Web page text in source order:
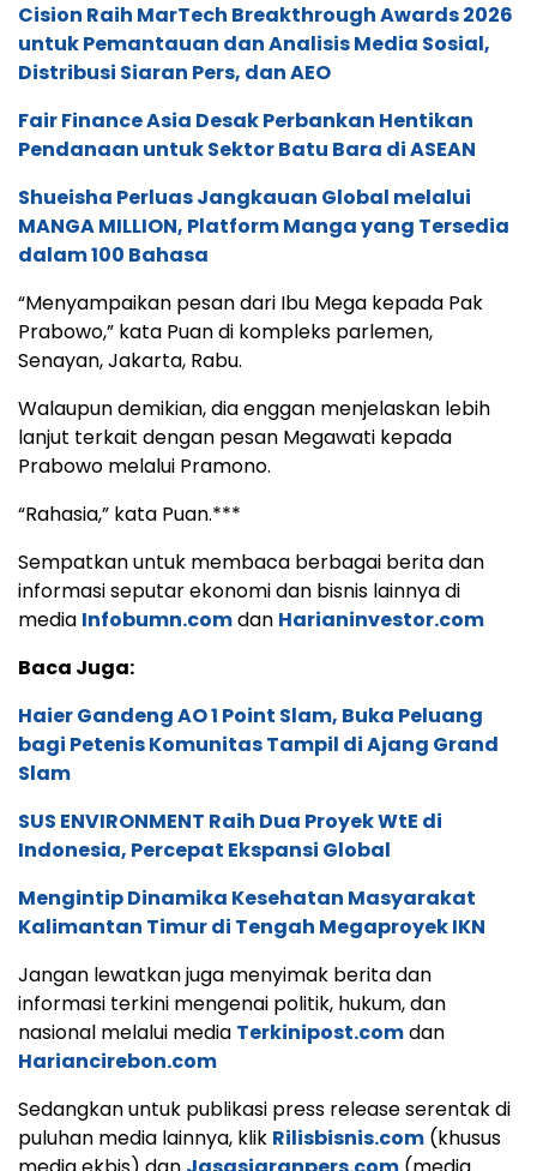
Cision Raih MarTech Breakthrough Awards 2026
untuk Pemantauan dan Analisis Media Sosial,
Distribusi Siaran Pers, dan AEO
Fair Finance Asia Desak Perbankan Hentikan
Pendanaan untuk Sektor Batu Bara di ASEAN
Shueisha Perluas Jangkauan Global melalui
MANGA MILLION, Platform Manga yang Tersedia
dalam 100 Bahasa
“Menyampaikan pesan dari Ibu Mega kepada Pak
Prabowo,” kata Puan di kompleks parlemen,
Senayan, Jakarta, Rabu.
Walaupun demikian, dia enggan menjelaskan lebih
lanjut terkait dengan pesan Megawati kepada
Prabowo melalui Pramono.
“Rahasia,” kata Puan.***
Sempatkan untuk membaca berbagai berita dan
informasi seputar ekonomi dan bisnis lainnya di
media Infobumn.comdan Harianinvestor.com
Baca Juga:
Haier Gandeng AO 1 Point Slam, Buka Peluang
bagi Petenis Komunitas Tampil di Ajang Grand
Slam
SUS ENVIRONMENT Raih Dua Proyek WtE di
Indonesia, Percepat Ekspansi Global
Mengintip Dinamika Kesehatan Masyarakat
Kalimantan Timur di Tengah Megaproyek IKN
Jangan lewatkan juga menyimak berita dan
informasi terkini mengenai politik, hukum, dan
nasional melalui media Terkinipost.comdan
Hariancirebon.com
Sedangkan untuk publikasi press release serentak di
puluhan media lainnya, klik Rilisbisnis.com (khusus